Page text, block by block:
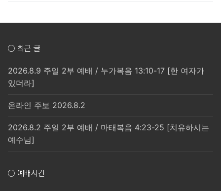
○ 최근 글
2026.8.9 주일 2부 예배 / 누가복음 13:10-17 [한 여자가
있더라]
온라인 주보 2026.8.2
2026.8.2 주일 2부 예배 / 마태복음 4:23-25 [치유하시는
예수님]
○ 예배시간